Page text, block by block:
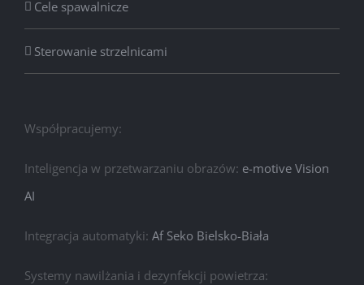
Cele spawalnicze
Sterowanie strzelnicami
Współpracujemy:
Inteligencja w przetwarzaniu obrazów: e-motive Vision
AI
Integracja automatyki: Af Seko Bielsko-Biała
Systemy nawilżania i dezynfekcji powietrza: